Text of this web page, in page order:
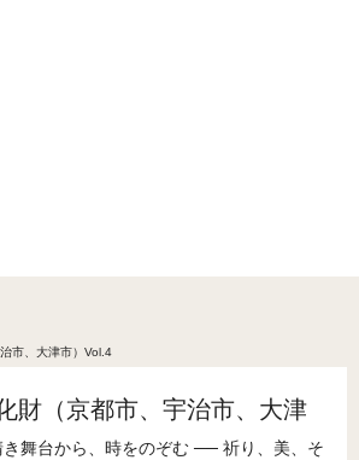
市、大津市）Vol.4
財（京都市、宇治市、大津
き舞台から、時をのぞむ ── 祈り、美、そ